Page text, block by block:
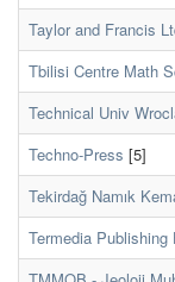
Taylor and Francis
Tbilisi Centre Math
Technical Univ
Techno-Press [5]
Tekirdağ Namık
Termedia Publishing